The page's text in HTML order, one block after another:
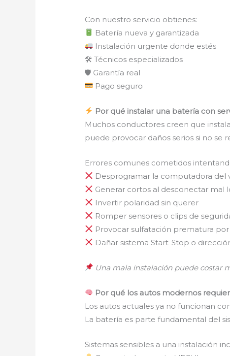
Con nuestro servicio obtienes:
Batería nueva y garantizada
Instalación urgente donde estés
🛠 Técnicos especializados
🛡 Garantía real
Pago seguro
Por qué instalar una batería con
Muchos conductores creen que
puede provocar daños serios si no se
Errores comunes cometidos
Desprogramar la computadora del
Generar cortos al desconectar mal
Invertir polaridad sin querer
Romper sensores o clips de
Provocar sulfatación prematura
Dañar sistema Start-Stop o
Una mala instalación puede costar
Por qué los autos modernos
Los autos actuales ya no funcionan
La batería es parte fundamental del
Sistemas sensibles a una instalación